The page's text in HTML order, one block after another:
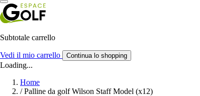
Subtotale carrello
Vedi il mio carrello Continua lo shopping
Loading...
Home
/ Palline da golf Wilson Staff Model (x12)